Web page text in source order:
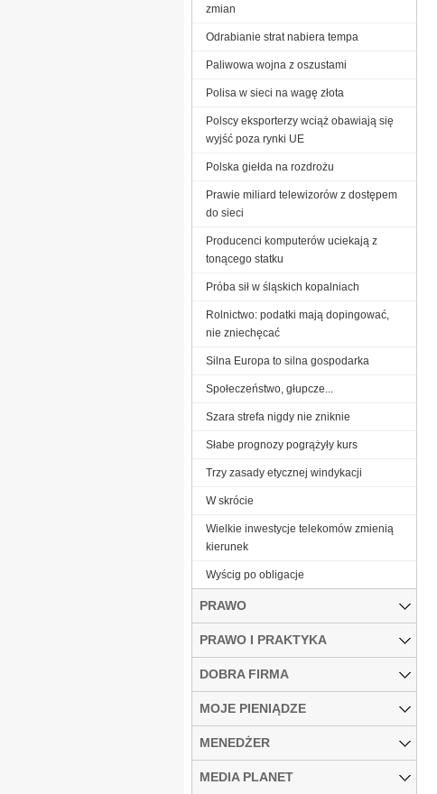
zmian
Odrabianie strat nabiera tempa
Paliwowa wojna z oszustami
Polisa w sieci na wagę złota
Polscy eksporterzy wciąż obawiają się
wyjść poza rynki UE
Polska giełda na rozdrożu
Prawie miliard telewizorów z dostępem
do sieci
Producenci komputerów uciekają z
tonącego statku
Próba sił w śląskich kopalniach
Rolnictwo: podatki mają dopingować,
nie zniechęcać
Silna Europa to silna gospodarka
Społeczeństwo, głupcze...
Szara strefa nigdy nie zniknie
Słabe prognozy pogrążyły kurs
Trzy zasady etycznej windykacji
W skrócie
Wielkie inwestycje telekomów zmienią
kierunek
Wyścig po obligacje
PRAWO
PRAWO I PRAKTYKA
DOBRA FIRMA
MOJE PIENIĄDZE
MENEDŻER
MEDIA PLANET